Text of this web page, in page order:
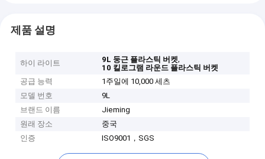
제품 설명
하이 라이트 9L 둥근 플라스틱 버켓,
10 킬로그램 라운드 플라스틱 버켓
공급 능력
1주일에 10,000 세츠
모델 번호
9L
브랜드 이름
Jieming
원래 장소
중국
인증
ISO9001，SGS